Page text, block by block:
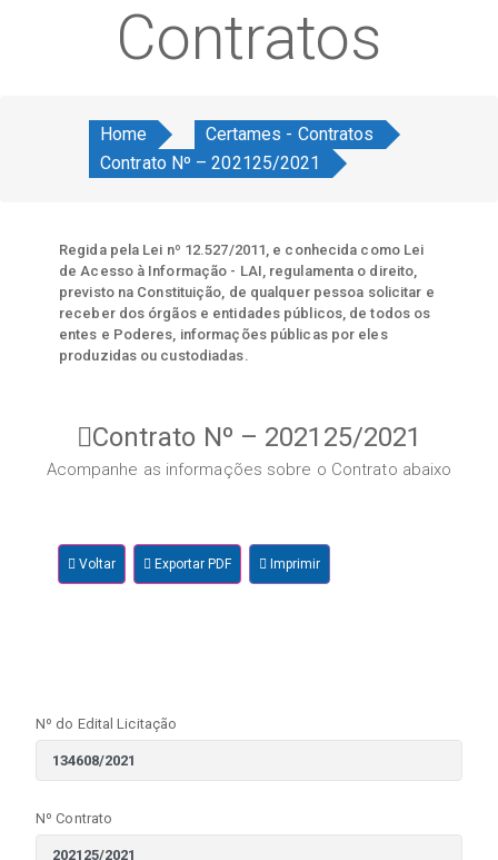
Contratos
Home
Certames - Contratos
Contrato Nº – 202125/2021
Regida pela Lei nº 12.527/2011, e conhecida como Lei
de Acesso à Informação - LAI, regulamenta o direito,
previsto na Constituição, de qualquer pessoa solicitar e
receber dos órgãos e entidades públicos, de todos os
entes e Poderes, informações públicas por eles
produzidas ou custodiadas.
Contrato Nº – 202125/2021
Acompanhe as informações sobre o Contrato abaixo
Voltar Exportar PDF Imprimir
Nº do Edital Licitação
Nº Contrato